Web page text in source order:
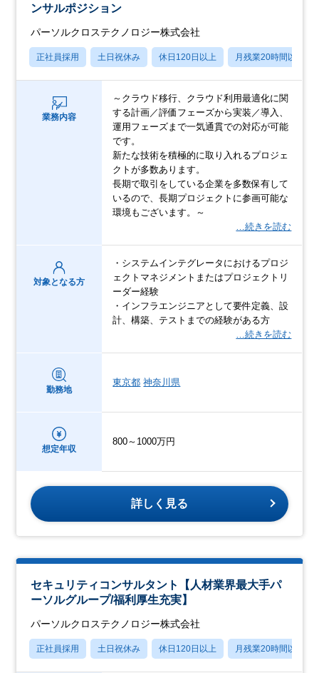
ンサルポジション
パーソルクロステクノロジー株式会社
正社員採用 土日祝休み 休日120日以上 月残業20時間以内
業務内容
～クラウド移行、クラウド利用最適化に関
する計画／評価フェーズから実装／導入、
運用フェーズまで一気通貫での対応が可能
です。
新たな技術を積極的に取り入れるプロジェ
クトが多数あります。
長期で取引をしている企業を多数保有して
いるので、長期プロジェクトに参画可能な
環境もございます。～
…続きを読む
対象となる方
・システムインテグレータにおけるプロジ
ェクトマネジメントまたはプロジェクトリ
ーダー経験
・インフラエンジニアとして要件定義、設
計、構築、テストまでの経験がある方
…続きを読む
勤務地
東京都 神奈川県
想定年収
800～1000万円
詳しく見る
セキュリティコンサルタント【人材業界最大手パ
ーソルグループ/福利厚生充実】
パーソルクロステクノロジー株式会社
正社員採用 土日祝休み 休日120日以上 月残業20時間以内